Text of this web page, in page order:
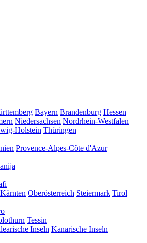
Bayern Brandenburg Hessen
Niedersachsen Nordrhein-Westfalen
Holstein Thüringen
Provence-Alpes-Côte d'Azur
Kärnten Oberösterreich Steiermark Tirol
Tessin
Inseln Kanarische Inseln